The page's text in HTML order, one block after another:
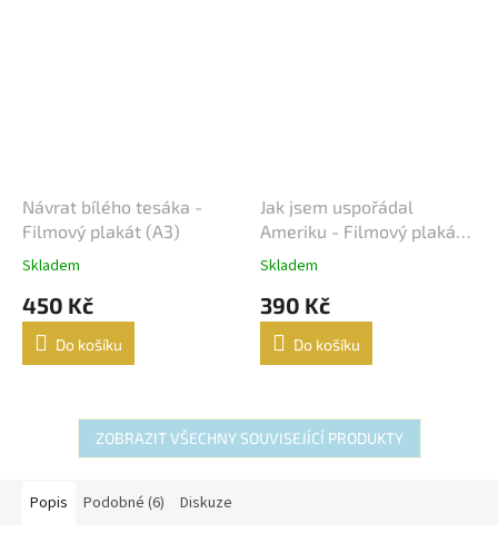
Návrat bílého tesáka -
Filmový plakát (A3)
Skladem
450 Kč
Do košíku
Jak jsem uspořádal
Ameriku - Filmový plakát
(A3)
Skladem
390 Kč
Do košíku
ZOBRAZIT VŠECHNY SOUVISEJÍCÍ PRODUKTY
Popis Podobné (6) Diskuze